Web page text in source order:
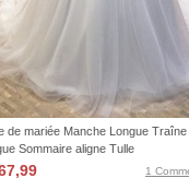
de mariée Manche Longue Traîne
Sommaire aligne Tulle
1